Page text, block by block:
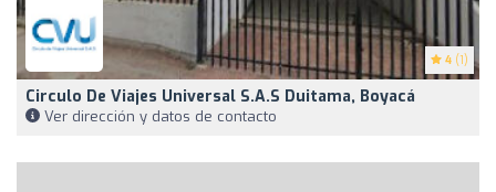
4 (1)
Circulo De Viajes Universal S.A.S Duitama, Boyacá
Ver dirección y datos de contacto